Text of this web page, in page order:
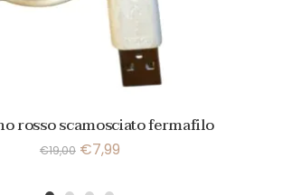
rosso scamosciato fermafilo
€19,00 €7,99